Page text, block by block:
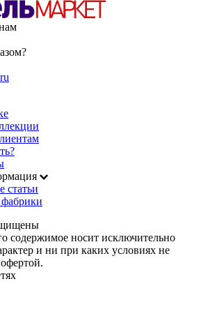
статьи
содержимое носит исключительно
и ни при каких условиях не